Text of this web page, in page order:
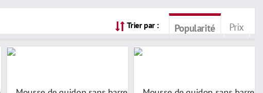
Trier par : Popularité Prix